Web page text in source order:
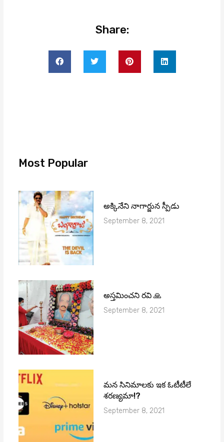
Share:
Most Popular
అక్కినేని నాగార్జున స్పీడు
September 8, 2021
అస్తమించని రవి 🙏
September 8, 2021
మ‌న సినిమాల‌కు ఇక ఓటీటీలే
శ‌ర‌ణ్య‌మా!?
September 8, 2021